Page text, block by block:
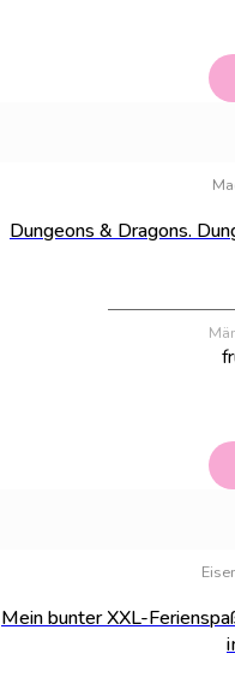
Dungeons & Dragons.
Mein bunter XXL-